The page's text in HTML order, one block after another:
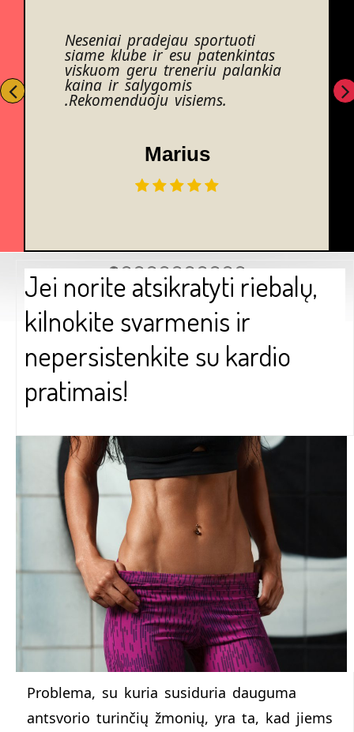
Neseniai pradejau sportuoti
siame klube ir esu patenkintas
viskuom geru treneriu palankia
kaina ir salygomis
.Rekomenduoju visiems.
Marius
Jei norite atsikratyti riebalų,
kilnokite svarmenis ir
nepersistenkite su kardio
pratimais!
Problema, su kuria susiduria dauguma
antsvorio turinčių žmonių, yra ta, kad jiems